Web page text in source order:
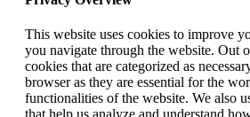
This website uses cookies to improve
you navigate through the website. Out
cookies that are categorized as
browser as they are essential for the
functionalities of the website. We also